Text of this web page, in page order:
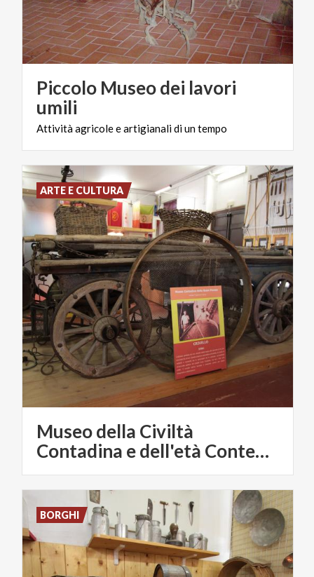
Piccolo Museo dei lavori
umili
Attivitàagricoleeartigianalidiuntempo
Museo della Civiltà
Contadina e dell'età Contemporanea
ARTE E CULTURA
BORGHI